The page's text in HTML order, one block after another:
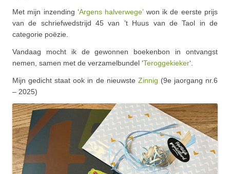
Met mijn inzending ‘Argens halverwege’won ik de eerste prijs
van de schriefwedstrijd 45 van ’t Huus van de Taol in de
categorie poëzie.
Vandaag mocht ik de gewonnen boekenbon in ontvangst
nemen, samen met de verzamelbundel ‘Teroggekieker‘.
Mijn gedicht staat ook in de nieuwste Zinnig (9e jaorgang nr.6
– 2025)